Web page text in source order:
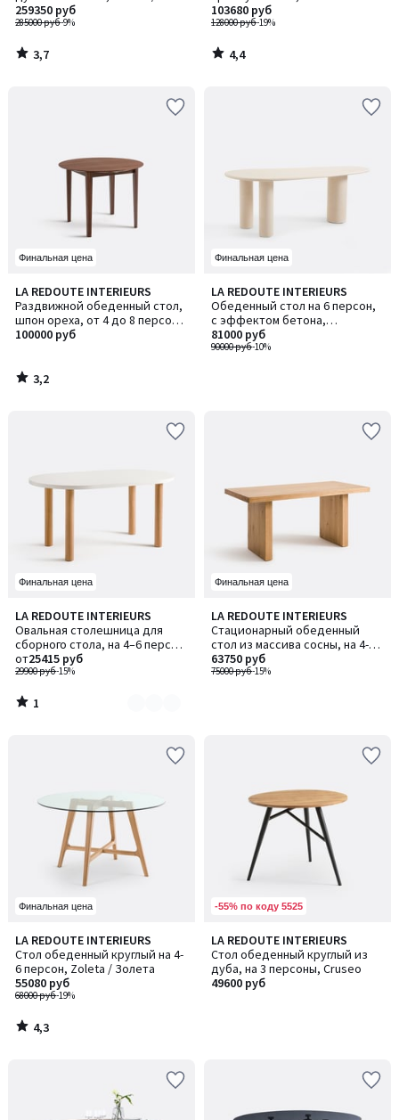
Санара
285000 руб-9%
259350 руб
3,7
/
сосны, на 8–10 персон, MALIO /
МАЛИО
128000 руб-19%
103680 руб
4,4
/
Финальная цена
LA REDOUTE INTERIEURS
Раздвижной обеденный стол,
шпон ореха, от 4 до 8 персон,
TIOGA / ТИОГА
100000 руб
3,2
/ 5
3,2
/
Финальная цена
LA REDOUTE INTERIEURS
Обеденный стол на 6 персон,
с эффектом бетона,
продолговатой формы, OYATA
/ ОЯТА
90000 руб-10%
81000 руб
Финальная цена
LA REDOUTE INTERIEURS
Овальная столешница для
сборного стола, на 4–6 персон,
ALZAR / АЛЗАР
29900 руб-15%
от25415 руб
1
/
5
Количество
цветов:
2
1
/
Финальная цена
LA REDOUTE INTERIEURS
Стационарный обеденный
стол из массива сосны, на 4-6
персон, MALU / МАЛУ
75000 руб-15%
63750 руб
Финальная цена
LA REDOUTE INTERIEURS
Стол обеденный круглый на 4-
6 персон, Zoleta / Золета
68000 руб-19%
55080 руб
4,3
/ 5
4,3
/
-55% по коду 5525
LA REDOUTE INTERIEURS
Стол обеденный круглый из
дуба, на 3 персоны, Cruseo
49600 руб